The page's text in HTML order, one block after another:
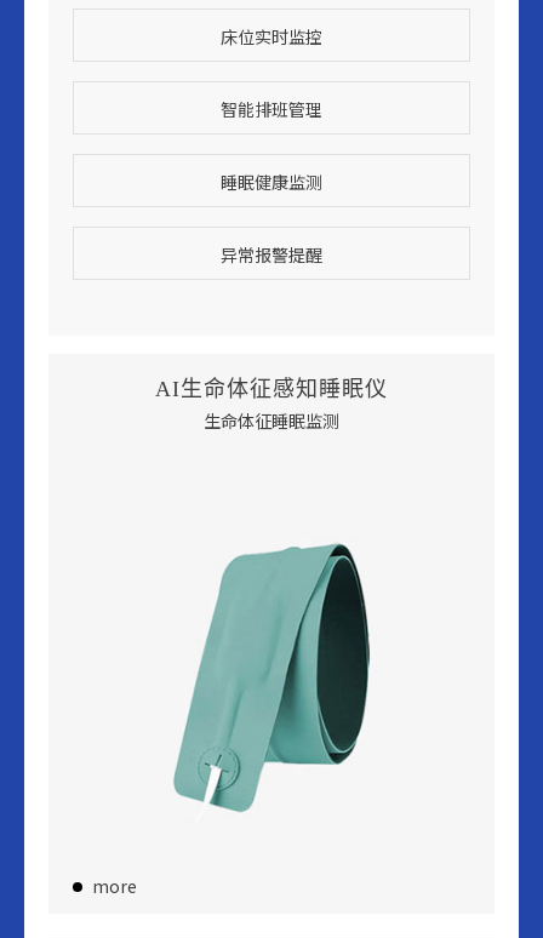
床位实时监控
智能排班管理
睡眠健康监测
异常报警提醒
AI生命体征感知睡眠仪
生命体征睡眠监测
more